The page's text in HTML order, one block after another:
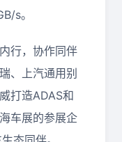
s。
行，协作同伴
、上汽通用别
打造ADAS和
车展的参展企